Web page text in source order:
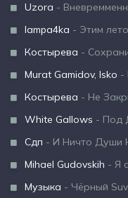
Uzora -
lampa4ka - Этим
Костырева -
Murat Gamidov, Isko -
Костырева - Не
White Gallows - Под
Сдп - И Ничто Души
Mihael Gudovskih - Я
Музыка - Чёрный Suv